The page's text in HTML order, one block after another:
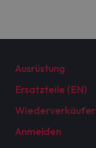
Ausrüstung
Ersatzteile (EN)
Wiederverkäufer
Anmelden